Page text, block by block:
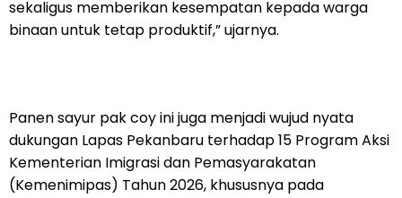
sekaligus memberikan kesempatan kepada warga
binaan untuk tetap produktif,” ujarnya.
Panen sayur pak coy ini juga menjadi wujud nyata
dukungan Lapas Pekanbaru terhadap 15 Program Aksi
Kementerian Imigrasi dan Pemasyarakatan
(Kemenimipas) Tahun 2026, khususnya pada